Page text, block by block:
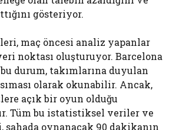
gösteriyor.
maç öncesi analiz yapanlar
noktası oluşturuyor. Barcelona
durum, takımlarına duyulan
olarak okunabilir. Ancak,
açık bir oyun olduğu
Tüm bu istatistiksel veriler ve
sahada oynanacak 90 dakikanın